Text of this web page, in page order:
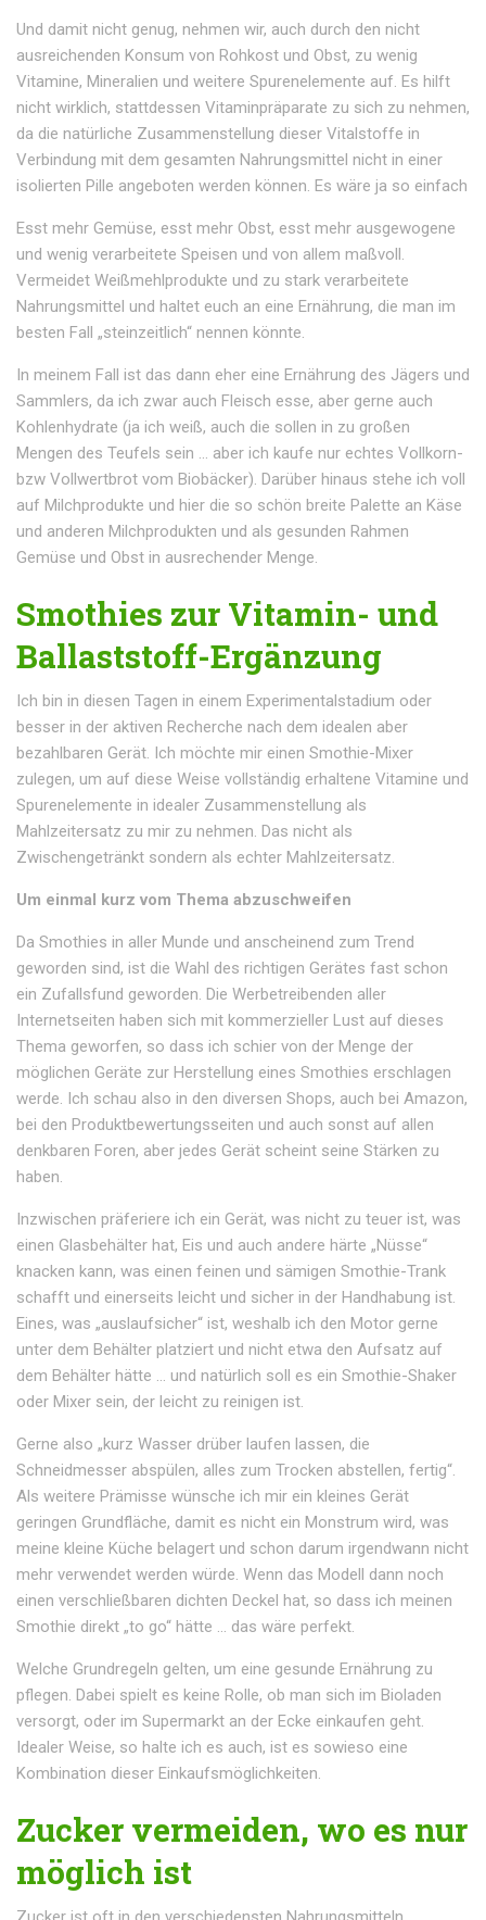
Und damit nicht genug, nehmen wir, auch durch den nicht
ausreichenden Konsum von Rohkost und Obst, zu wenig
Vitamine, Mineralien und weitere Spurenelemente auf. Es hilft
nicht wirklich, stattdessen Vitaminpräparate zu sich zu nehmen,
da die natürliche Zusammenstellung dieser Vitalstoffe in
Verbindung mit dem gesamten Nahrungsmittel nicht in einer
isolierten Pille angeboten werden können. Es wäre ja so einfach
Esst mehr Gemüse, esst mehr Obst, esst mehr ausgewogene
und wenig verarbeitete Speisen und von allem maßvoll.
Vermeidet Weißmehlprodukte und zu stark verarbeitete
Nahrungsmittel und haltet euch an eine Ernährung, die man im
besten Fall „steinzeitlich“ nennen könnte.
In meinem Fall ist das dann eher eine Ernährung des Jägers und
Sammlers, da ich zwar auch Fleisch esse, aber gerne auch
Kohlenhydrate (ja ich weiß, auch die sollen in zu großen
Mengen des Teufels sein … aber ich kaufe nur echtes Vollkorn-
bzw Vollwertbrot vom Biobäcker). Darüber hinaus stehe ich voll
auf Milchprodukte und hier die so schön breite Palette an Käse
und anderen Milchprodukten und als gesunden Rahmen
Gemüse und Obst in ausrechender Menge.
Smothies zur Vitamin- und
Ballaststoff-Ergänzung
Ich bin in diesen Tagen in einem Experimentalstadium oder
besser in der aktiven Recherche nach dem idealen aber
bezahlbaren Gerät. Ich möchte mir einen Smothie-Mixer
zulegen, um auf diese Weise vollständig erhaltene Vitamine und
Spurenelemente in idealer Zusammenstellung als
Mahlzeitersatz zu mir zu nehmen. Das nicht als
Zwischengetränkt sondern als echter Mahlzeitersatz.
Um einmal kurz vom Thema abzuschweifen
Da Smothies in aller Munde und anscheinend zum Trend
geworden sind, ist die Wahl des richtigen Gerätes fast schon
ein Zufallsfund geworden. Die Werbetreibenden aller
Internetseiten haben sich mit kommerzieller Lust auf dieses
Thema geworfen, so dass ich schier von der Menge der
möglichen Geräte zur Herstellung eines Smothies erschlagen
werde. Ich schau also in den diversen Shops, auch bei Amazon,
bei den Produktbewertungsseiten und auch sonst auf allen
denkbaren Foren, aber jedes Gerät scheint seine Stärken zu
haben.
Inzwischen präferiere ich ein Gerät, was nicht zu teuer ist, was
einen Glasbehälter hat, Eis und auch andere härte „Nüsse“
knacken kann, was einen feinen und sämigen Smothie-Trank
schafft und einerseits leicht und sicher in der Handhabung ist.
Eines, was „auslaufsicher“ ist, weshalb ich den Motor gerne
unter dem Behälter platziert und nicht etwa den Aufsatz auf
dem Behälter hätte … und natürlich soll es ein Smothie-Shaker
oder Mixer sein, der leicht zu reinigen ist.
Gerne also „kurz Wasser drüber laufen lassen, die
Schneidmesser abspülen, alles zum Trocken abstellen, fertig“.
Als weitere Prämisse wünsche ich mir ein kleines Gerät
geringen Grundfläche, damit es nicht ein Monstrum wird, was
meine kleine Küche belagert und schon darum irgendwann nicht
mehr verwendet werden würde. Wenn das Modell dann noch
einen verschließbaren dichten Deckel hat, so dass ich meinen
Smothie direkt „to go“ hätte … das wäre perfekt.
Welche Grundregeln gelten, um eine gesunde Ernährung zu
pflegen. Dabei spielt es keine Rolle, ob man sich im Bioladen
versorgt, oder im Supermarkt an der Ecke einkaufen geht.
Idealer Weise, so halte ich es auch, ist es sowieso eine
Kombination dieser Einkaufsmöglichkeiten.
Zucker vermeiden, wo es nur
möglich ist